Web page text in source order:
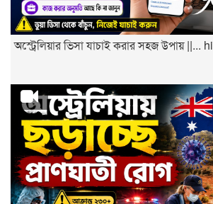
অস্ট্রেলিয়ার ভিসা যাচাই করার সহজ উপায় ||... hi